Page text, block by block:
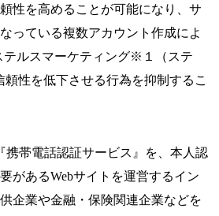
性を高めることが可能になり、サ
っている複数アカウント作成によ
テルスマーケティング※１（ステ
頼性を低下させる行為を抑制するこ
携帯電話認証サービス』を、本人認
があるWebサイトを運営するイン
企業や金融・保険関連企業などを